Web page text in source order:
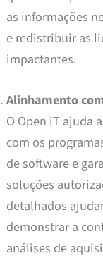
as informações
e redistribuir as
impactantes.
Alinhamento
O Open iT ajuda
com os
de software e
soluções
detalhados
demonstrar a
análises de